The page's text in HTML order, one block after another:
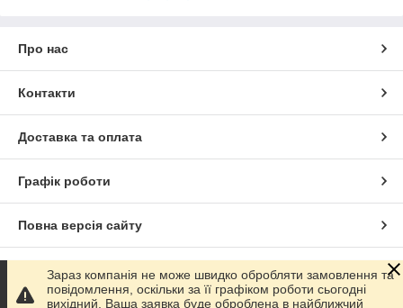
Про нас
Контакти
Доставка та оплата
Графік роботи
Повна версія сайту
Сайт створено на маркетплейсі Prom.ua
Зараз компанія не може швидко обробляти замовлення та
повідомлення, оскільки за її графіком роботи сьогодні
вихідний. Ваша заявка буде оброблена в найближчий